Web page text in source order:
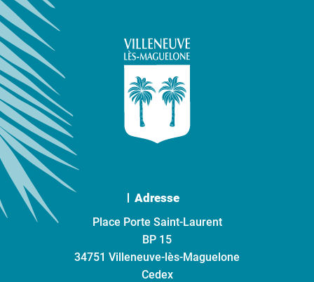
Adresse
Place Porte Saint-Laurent
BP 15
34751 Villeneuve-lès-Maguelone
Cedex